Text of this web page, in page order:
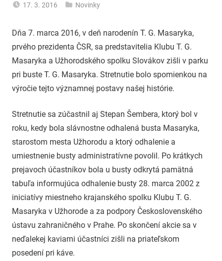
17. 3. 2016
Novinky
Dňa 7. marca 2016, v deň narodenín T. G. Masaryka,
prvého prezidenta ČSR, sa predstavitelia Klubu T. G.
Masaryka a Užhorodského spolku Slovákov zišli v parku
pri buste T. G. Masaryka. Stretnutie bolo spomienkou na
výročie tejto významnej postavy našej histórie.
Stretnutie sa zúčastnil aj Stepan Šembera, ktorý bol v
roku, kedy bola slávnostne odhalená busta Masaryka,
starostom mesta Užhorodu a ktorý odhalenie a
umiestnenie busty administratívne povolil. Po krátkych
prejavoch účastníkov bola u busty odkrytá pamätná
tabuľa informujúca odhalenie busty 28. marca 2002 z
iniciatívy miestneho krajanského spolku Klubu T. G.
Masaryka v Užhorode a za podpory Československého
ústavu zahraničného v Prahe. Po skončení akcie sa v
neďalekej kaviarni účastníci zišli na priateľskom
posedení pri káve.